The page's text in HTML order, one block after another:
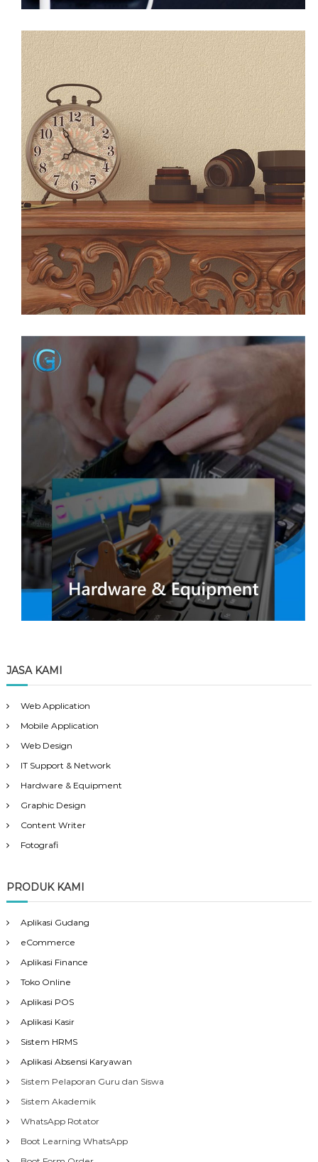
JASA KAMI
Web Application
Mobile Application
Web Design
IT Support & Network
Hardware & Equipment
Graphic Design
Content Writer
Fotografi
PRODUK KAMI
Aplikasi Gudang
eCommerce
Aplikasi Finance
Toko Online
Aplikasi POS
Aplikasi Kasir
Sistem HRMS
Aplikasi Absensi Karyawan
Sistem Pelaporan Guru dan Siswa
Sistem Akademik
WhatsApp Rotator
Boot Learning WhatsApp